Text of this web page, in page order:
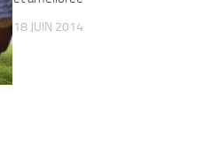
18 JUIN 2014